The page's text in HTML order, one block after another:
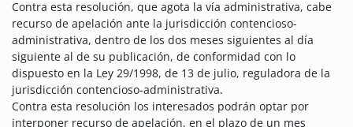
Contra esta resolución, que agota la vía administrativa, cabe
recurso de apelación ante la jurisdicción contencioso-
administrativa, dentro de los dos meses siguientes al día
siguiente al de su publicación, de conformidad con lo
dispuesto en la Ley 29/1998, de 13 de julio, reguladora de la
jurisdicción contencioso-administrativa.
Contra esta resolución los interesados podrán optar por
interponer recurso de apelación, en el plazo de un mes